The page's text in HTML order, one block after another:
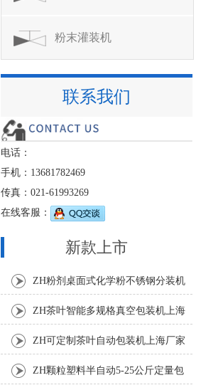
粉末灌装机
联系我们
电话：
手机：13681782469
传真：021-61993269
在线客服：
新款上市
ZH粉剂桌面式化学粉不锈钢分装机
ZH茶叶智能多规格真空包装机上海
厂家 ZH可定制茶叶自动包装机上海厂家
ZH颗粒塑料半自动5-25公斤定量包